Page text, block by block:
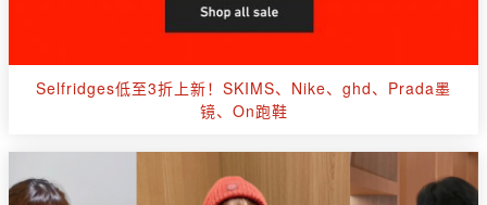
Selfridges低至3折上新！SKIMS、Nike、ghd、Prada墨
镜、On跑鞋